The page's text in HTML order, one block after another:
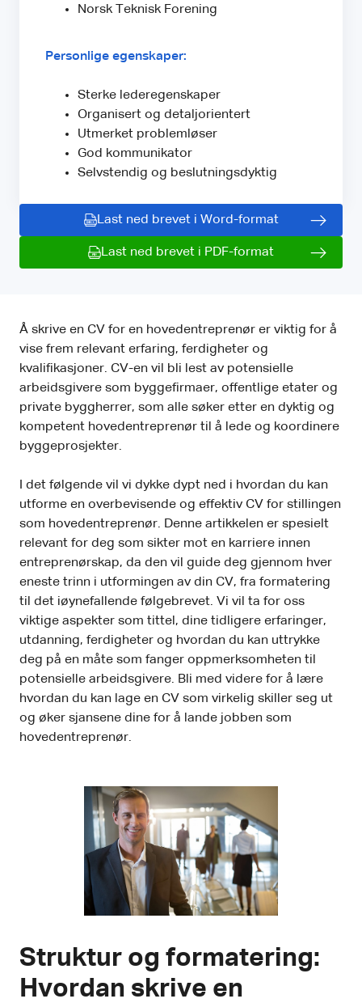
Norsk Teknisk Forening
Personlige egenskaper:
Sterke lederegenskaper
Organisert og detaljorientert
Utmerket problemløser
God kommunikator
Selvstendig og beslutningsdyktig
Last ned brevet i Word-format
Last ned brevet i PDF-format
Å skrive en CV for en hovedentreprenør er viktig for å
vise frem relevant erfaring, ferdigheter og
kvalifikasjoner. CV-en vil bli lest av potensielle
arbeidsgivere som byggefirmaer, offentlige etater og
private byggherrer, som alle søker etter en dyktig og
kompetent hovedentreprenør til å lede og koordinere
byggeprosjekter.
I det følgende vil vi dykke dypt ned i hvordan du kan
utforme en overbevisende og effektiv CV for stillingen
som hovedentreprenør. Denne artikkelen er spesielt
relevant for deg som sikter mot en karriere innen
entreprenørskap, da den vil guide deg gjennom hver
eneste trinn i utformingen av din CV, fra formatering
til det iøynefallende følgebrevet. Vi vil ta for oss
viktige aspekter som tittel, dine tidligere erfaringer,
utdanning, ferdigheter og hvordan du kan uttrykke
deg på en måte som fanger oppmerksomheten til
potensielle arbeidsgivere. Bli med videre for å lære
hvordan du kan lage en CV som virkelig skiller seg ut
og øker sjansene dine for å lande jobben som
hovedentreprenør.
Struktur og formatering:
Hvordan skrive en